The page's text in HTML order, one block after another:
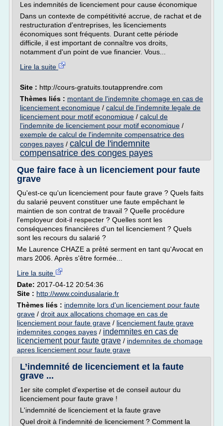
Les indemnités de licenciement pour cause économique
Dans un contexte de compétitivité accrue, de rachat et de
restructuration d'entreprises, les licenciements
économiques sont fréquents. Durant cette période
difficile, il est important de connaître vos droits,
notamment d'un point de vue financier. Vous...
Lire la suite
Site : http://cours-gratuits.toutapprendre.com
Thèmes liés : montant de l'indemnite chomage en cas de
licenciement economique / calcul de l'indemnite legale de
licenciement pour motif economique / calcul de
l'indemnite de licenciement pour motif economique /
exemple de calcul de l'indemnite compensatrice des
conges payes / calcul de l'indemnite
compensatrice des conges payes
Que faire face à un licenciement pour faute
grave
Qu'est-ce qu'un licenciement pour faute grave ? Quels faits
du salarié peuvent constituer une faute empêchant le
maintien de son contrat de travail ? Quelle procédure
l'employeur doit-il respecter ? Quelles sont les
conséquences financières d'un tel licenciement ? Quels
sont les recours du salarié ?
Me Laurence CHAZE a prêté serment en tant qu'Avocat en
mars 2006. Après s'être formée...
Lire la suite
Date: 2017-04-12 20:54:36
Site : http://www.coindusalarie.fr
Thèmes liés : indemnite lors d'un licenciement pour faute
grave / droit aux allocations chomage en cas de
licenciement pour faute grave / licenciement faute grave
indemnites conges payes / indemnites en cas de
licenciement pour faute grave / indemnites de chomage
apres licenciement pour faute grave
L’indemnité de licenciement et la faute
grave ...
1er site complet d'expertise et de conseil autour du
licenciement pour faute grave !
L'indemnité de licenciement et la faute grave
Quel droit à l'indemnité de licenciement ? Comment la